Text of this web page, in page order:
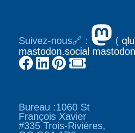
Suivez-nous🔗 : (
mastodon.social
Bureau :1060 St
François Xavier
#335 Trois-Rivières,